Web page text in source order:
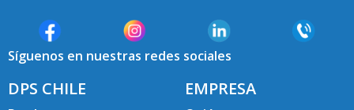
Síguenos en nuestras redes sociales
DPS CHILE EMPRESA